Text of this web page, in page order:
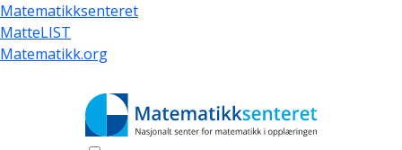
Hopp
til
hovedinnhold
Matematikksenteret
MatteLIST
Matematikk.org